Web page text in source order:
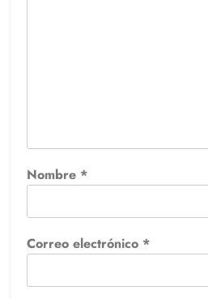
Nombre *
Correo electrónico *